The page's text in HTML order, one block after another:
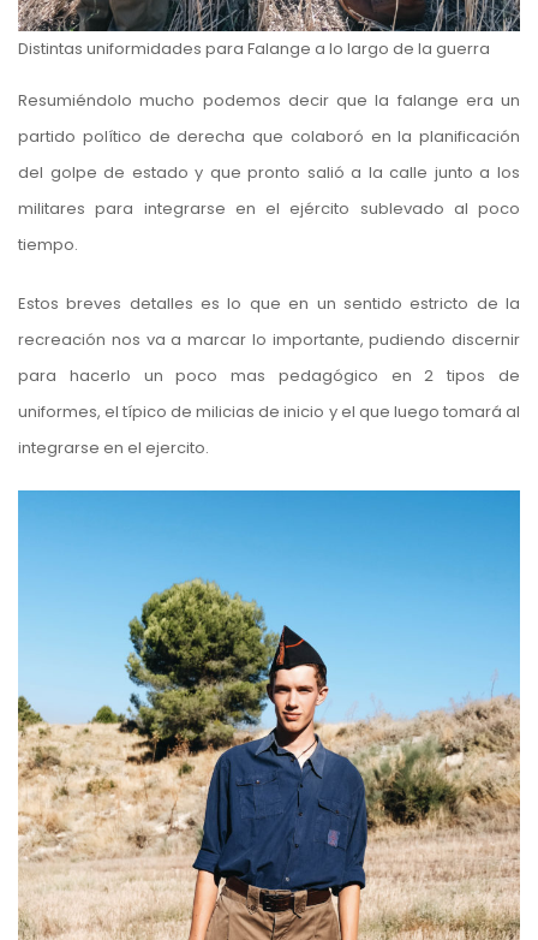
Distintas uniformidades para Falange a lo largo de la guerra
Resumiéndolo mucho podemos decir que la falange era un
partido político de derecha que colaboró en la planificación
del golpe de estado y que pronto salió a la calle junto a los
militares para integrarse en el ejército sublevado al poco
tiempo.
Estos breves detalles es lo que en un sentido estricto de la
recreación nos va a marcar lo importante, pudiendo discernir
para hacerlo un poco mas pedagógico en 2 tipos de
uniformes, el típico de milicias de inicio y el que luego tomará al
integrarse en el ejercito.